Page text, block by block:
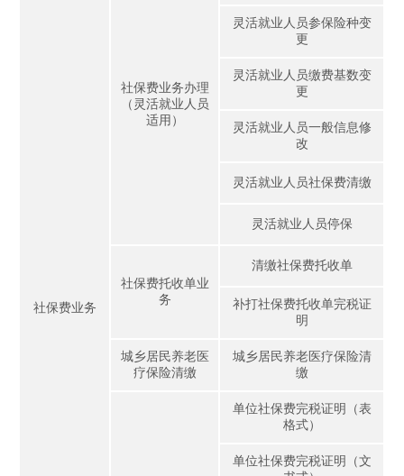
社保费业务
社保费业务办理
（灵活就业人员
适用）
灵活就业人员参保险种变
更
灵活就业人员缴费基数变
更
灵活就业人员一般信息修
改
灵活就业人员社保费清缴
灵活就业人员停保
社保费托收单业
务
清缴社保费托收单
补打社保费托收单完税证
明
城乡居民养老医
疗保险清缴
城乡居民养老医疗保险清
缴
单位社保费完税证明（表
格式）
单位社保费完税证明（文